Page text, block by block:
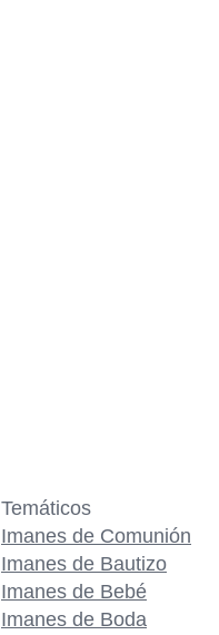
Temáticos
Imanes de Comunión
Imanes de Bautizo
Imanes de Bebé
Imanes de Boda